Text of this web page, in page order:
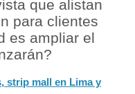
que alistan
para clientes
es ampliar el
strip mall en Lima y